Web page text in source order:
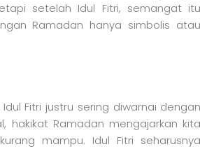
setelah Idul Fitri, semangat itu
Ramadan hanya simbolis atau
Fitri justru sering diwarnai dengan
hakikat Ramadan mengajarkan kita
mampu. Idul Fitri seharusnya